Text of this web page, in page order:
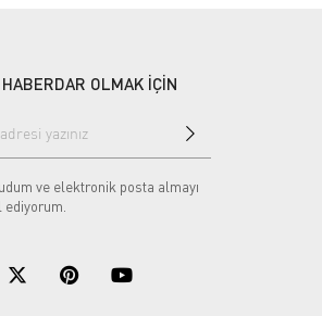
OLMAK İÇİN
ve elektronik posta almayı
ediyorum.